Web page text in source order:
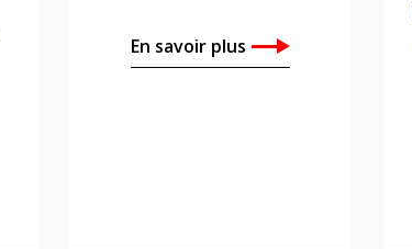
En savoir plus